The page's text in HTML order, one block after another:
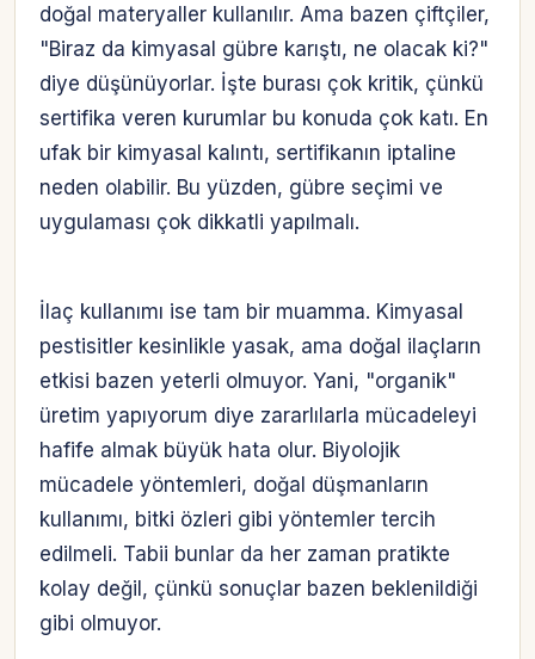
doğal materyaller kullanılır. Ama bazen çiftçiler,
"Biraz da kimyasal gübre karıştı, ne olacak ki?"
diye düşünüyorlar. İşte burası çok kritik, çünkü
sertifika veren kurumlar bu konuda çok katı. En
ufak bir kimyasal kalıntı, sertifikanın iptaline
neden olabilir. Bu yüzden, gübre seçimi ve
uygulaması çok dikkatli yapılmalı.
İlaç kullanımı ise tam bir muamma. Kimyasal
pestisitler kesinlikle yasak, ama doğal ilaçların
etkisi bazen yeterli olmuyor. Yani, "organik"
üretim yapıyorum diye zararlılarla mücadeleyi
hafife almak büyük hata olur. Biyolojik
mücadele yöntemleri, doğal düşmanların
kullanımı, bitki özleri gibi yöntemler tercih
edilmeli. Tabii bunlar da her zaman pratikte
kolay değil, çünkü sonuçlar bazen beklenildiği
gibi olmuyor.